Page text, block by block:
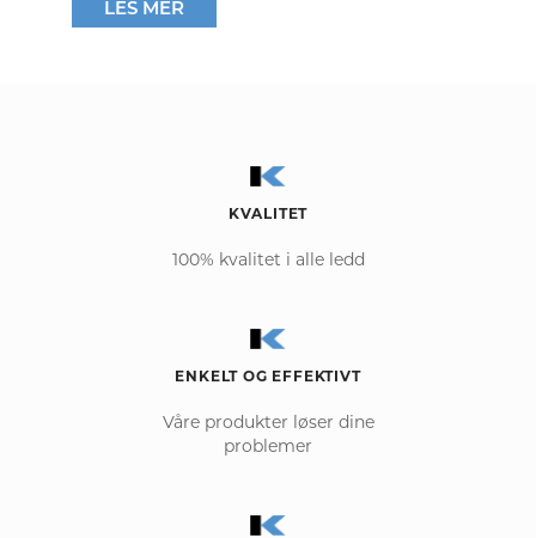
LES MER
KVALITET
100% kvalitet i alle ledd
ENKELT OG EFFEKTIVT
Våre produkter løser dine
problemer